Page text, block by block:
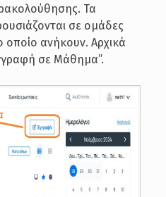
Τα
σε ομάδες
ανήκουν. Αρχικά
σε Μάθημα”.